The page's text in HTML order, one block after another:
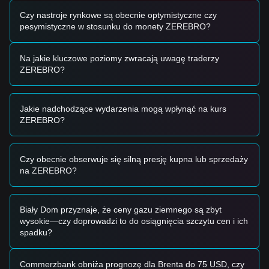
Sygnały tradingowe
Na podstawie obecnej struktury technicznej i momentum
Potencjalna strefa zakupu
• Jeśli cena Zerebro zbliży się do zakresu
krótkoterminowego zakupu.
• Jeśli cena Zerebro skutecznie przebije
$0.0402
przy
znaczącym wzroście wolumenu, potwierdzi to zmianę trendu
following).
• Jeśli cena Zerebro spadnie poniżej$0.0350, rynek może
wejść w fazę krótkoterminowej korekty, potencjalnie testując
makro-poziom wsparcia na poziomie$0.0331.
Na podstawie obecnej struktury rynku analitycy
przedstawiają następujące strategie referencyjne:
Inwestorzy konserwatywni
• Czekaj na cofnięcie się ceny Zerebro do poziomu wsparcia
Czy nastroje rynkowe są obecnie optymistyczne czy
pesymistyczne w stosunku do monety ZEREBRO?
Na jakie kluczowe poziomy zwracają uwagę traderzy
ZEREBRO?
Jakie nadchodzące wydarzenia mogą wpłynąć na kurs
ZEREBRO?
Czy obecnie obserwuje się silną presję kupna lub sprzedaży
na ZEREBRO?
Biały Dom przyznaje, że ceny gazu ziemnego są zbyt
wysokie—czy doprowadzi to do osiągnięcia szczytu cen i ich
spadku?
Commerzbank obniża prognozę dla Brenta do 75 USD, czy